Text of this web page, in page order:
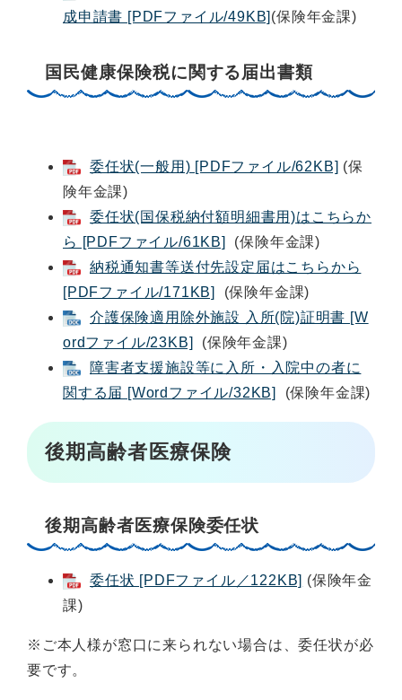
成申請書 [PDFファイル/49KB] (保険年金課)
国民健康保険税に関する届出書類
委任状(一般用) [PDFファイル/62KB] (保
険年金課)
委任状(国保税納付額明細書用)はこちらか
ら [PDFファイル/61KB]
(保険年金課)
納税通知書等送付先設定届はこちらから
[PDFファイル/171KB]
(保険年金課)
介護保険適用除外施設 入所(院)証明書 [W
ordファイル/23KB]
(保険年金課)
障害者支援施設等に入所・入院中の者に
関する届 [Wordファイル/32KB]
(保険年金課)
後期高齢者医療保険
後期高齢者医療保険委任状
委任状 [PDFファイル／122KB] (保険年金
課)
※ご本人様が窓口に来られない場合は、委任状が必
要です。